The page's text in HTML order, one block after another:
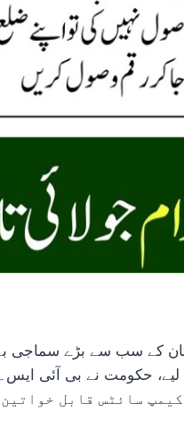
کے سب سے بڑے سماجی
سائٹس قابل